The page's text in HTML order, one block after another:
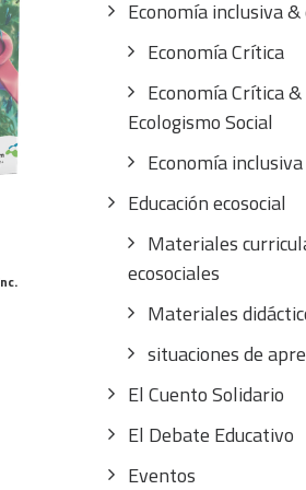
Economía inclusiva
Economía Crítica
Economía Crítica &
Ecologismo Social
Economía inclusiva
Educación ecosocial
Materiales
ecosociales
Materiales
situaciones de
El Cuento Solidario
El Debate Educativo
Eventos